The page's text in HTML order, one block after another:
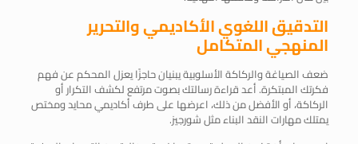
التدقيق اللغوي الأكاديمي والتحرير
المنهجي المتكامل
ضعف الصياغة والركاكة الأسلوبية يبنيان حاجزًا يعزل المحكم عن فهم
فكرتك المبتكرة. أعد قراءة رسالتك بصوت مرتفع لكشف التكرار أو
الركاكة، أو الأفضل من ذلك، اعرضها على طرف أكاديمي محايد ومختص
يمتلك مهارات النقد البناء مثل شورجيز.